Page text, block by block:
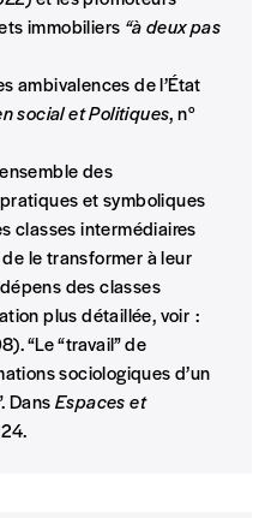
immobiliers “à deux pas
ambivalences de l’État
social et Politiques, n°
des
et symboliques
classes intermédiaires
le transformer à leur
des classes
plus détaillée, voir :
“Le “travail” de
sociologiques d’un
DansEspaces et